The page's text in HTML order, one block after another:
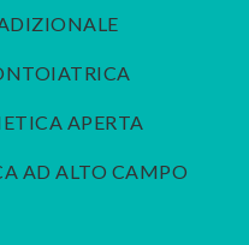
APERTA
AD ALTO CAMPO